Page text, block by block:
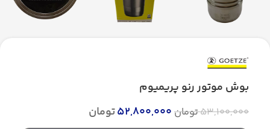
بوش موتور رنو پریمیوم
53,100,000تومان 52,800,000تومان